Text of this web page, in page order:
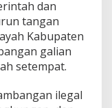
dan
tangan
Kabupaten
galian
setempat.
ilegal